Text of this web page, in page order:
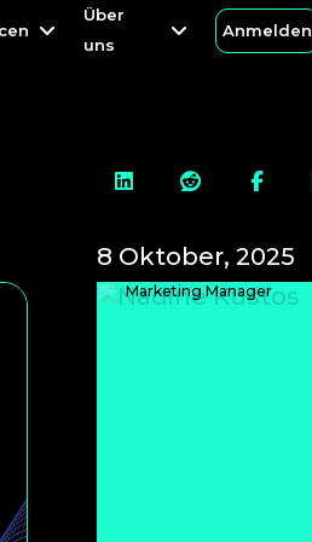
Über
uns
Anmelden
Über
uns
Anmelden
  
8 Oktober, 2025
Nadine Kustos
Marketing Manager